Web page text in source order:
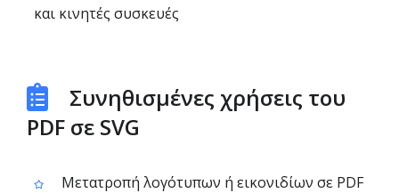
και κινητές συσκευές
Συνηθισμένες χρήσεις του
PDF σε SVG
Μετατροπή λογότυπων ή εικονιδίων σε PDF